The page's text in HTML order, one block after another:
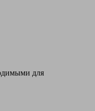
для